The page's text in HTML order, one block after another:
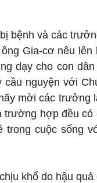
bệnh và các
Gia-cơ nêu lên
dạy cho con
nguyện với
mời các trưởng
trường hợp đều có
trong cuộc sống
khổ do hậu quả